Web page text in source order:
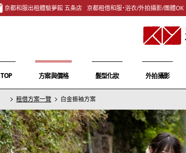
京都和服出租體驗夢館 五条店 京都租借和服・浴衣/外拍攝影/團體OK
TOP 方案與價格 髮型化妝 外拍攝影
租借方案一覽 白金振袖方案